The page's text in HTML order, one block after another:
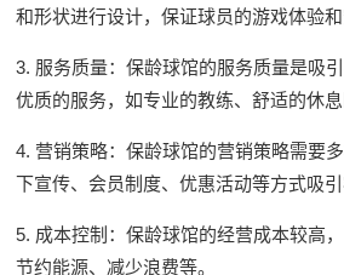
和形状进行设计，保证球员的游戏体验和
3. 服务质量：保龄球馆的服务质量是吸
优质的服务，如专业的教练、舒适的休息
4. 营销策略：保龄球馆的营销策略需要
下宣传、会员制度、优惠活动等方式吸引
5. 成本控制：保龄球馆的经营成本较高
节约能源、减少浪费等。